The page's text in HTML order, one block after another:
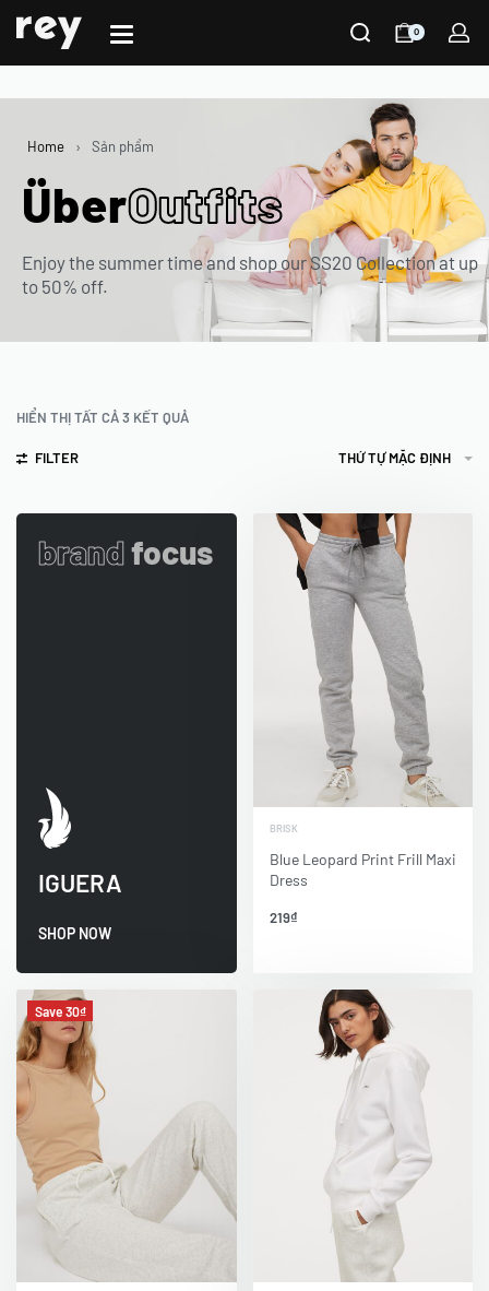
0
Home › Sản phẩm
ÜberOutfits
Enjoy the summer time and shop our SS20 Collection at up
to 50% off.
HIỂN THỊ TẤT CẢ 3 KẾT QUẢ
FILTER THỨ TỰ MẶC ĐỊNH
brandfocus
IGUERA
SHOP NOW
BRISK
Blue Leopard Print Frill Maxi
Dress
219₫
Save 30₫